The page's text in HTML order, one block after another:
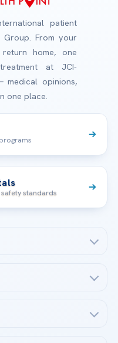
patient
Group. From your
home, one
at JCI-
medical opinions,
one place.
standards